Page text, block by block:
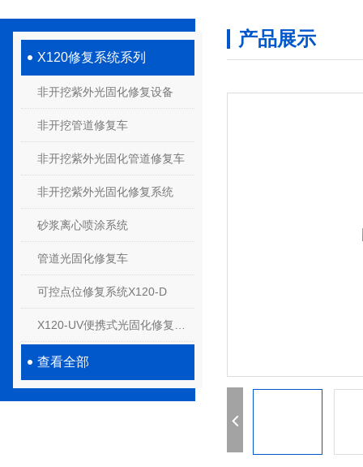
X120修复系统系列
非开挖紫外光固化修复设备
非开挖管道修复车
非开挖紫外光固化管道修复车
非开挖紫外光固化修复系统
砂浆离心喷涂系统
管道光固化修复车
可控点位修复系统X120-D
查看全部
产品展示